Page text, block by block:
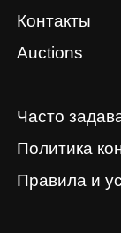
Контакты
Auctions
Часто
Политика
Правила и